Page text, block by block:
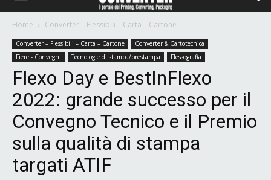
Home Converter – Flessibili – Carta – Cartone
Converter – Flessibili – Carta – Cartone
Converter & Cartotecnica
Fiere - Convegni
Tecnologie di stampa/prestampa Flessografia
Flexo Day e BestInFlexo
2022: grande successo per il
Convegno Tecnico e il Premio
sulla qualità di stampa
targati ATIF